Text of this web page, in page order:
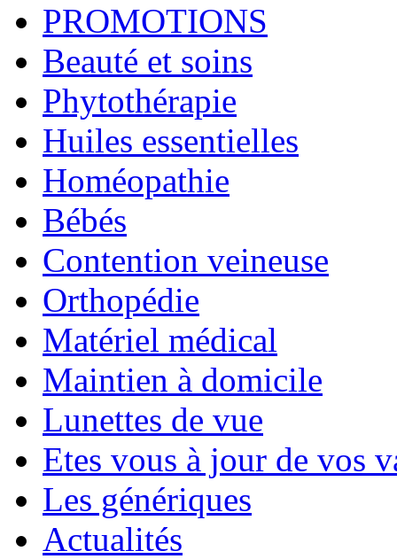
PROMOTIONS
Beauté et soins
Phytothérapie
Huiles essentielles
Homéopathie
Bébés
Contention veineuse
Orthopédie
Matériel médical
Maintien à domicile
Lunettes de vue
Etes vous à jour de vos
Les génériques
Actualités